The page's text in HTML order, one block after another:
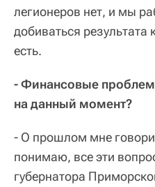
легионеров нет, и мы
добиваться результата
есть.
- Финансовые
на данный момент?
- О прошлом мне
понимаю, все эти
губернатора